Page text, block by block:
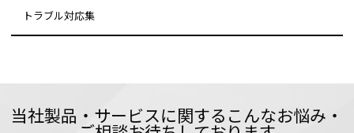
トラブル対応集
当社製品・サービスに関するこんなお悩み・